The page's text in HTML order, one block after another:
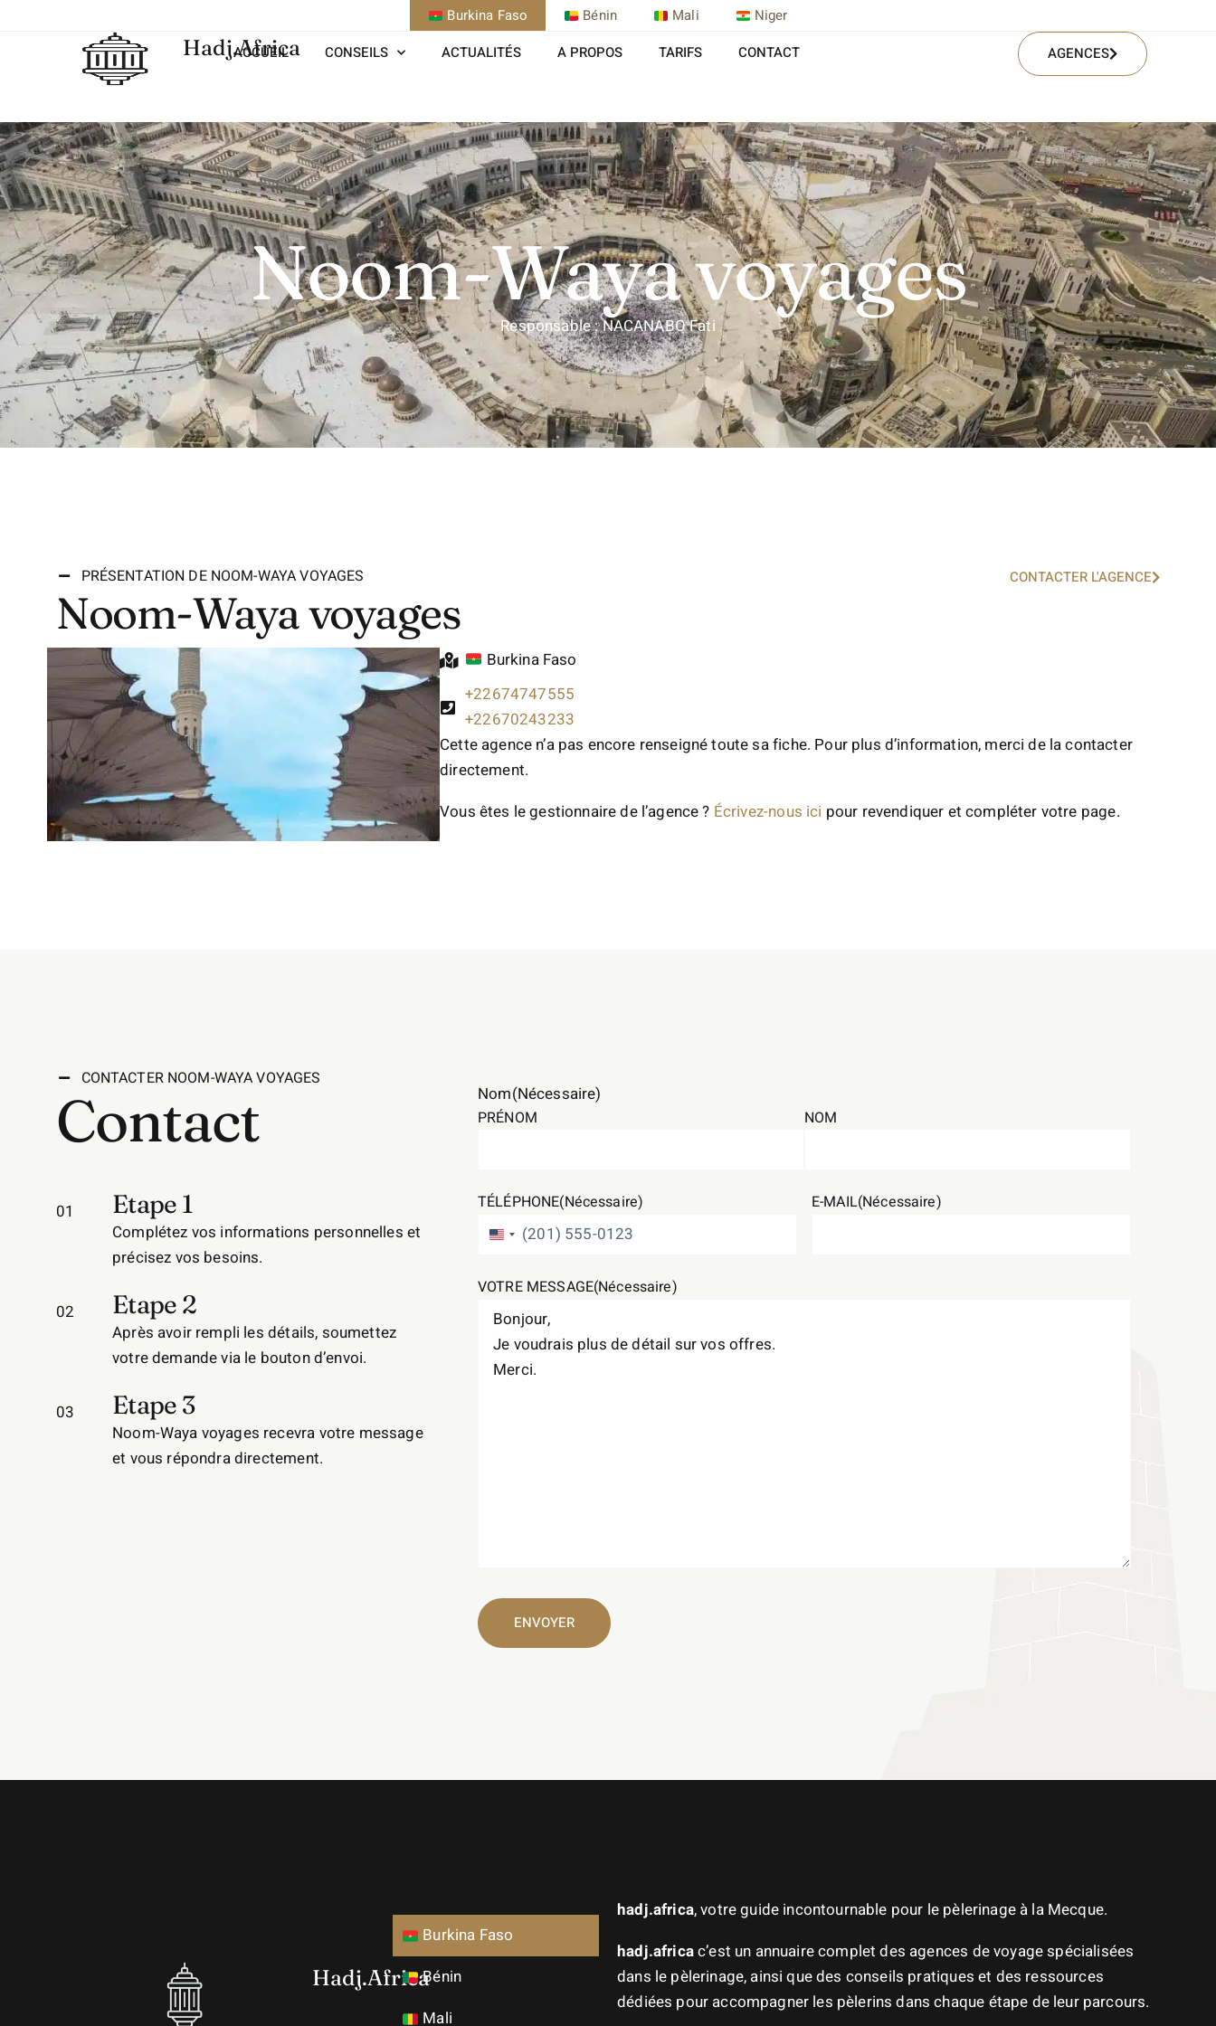
Burkina Faso Bénin Mali Niger
Hadj.Africa
ACCUEIL CONSEILS ACTUALITÉS A PROPOS TARIFS CONTACT AGENCES
Noom-Waya voyages
Responsable : NACANABO Fati
PRÉSENTATION DE NOOM-WAYA VOYAGES
Noom-Waya voyages
CONTACTER L'AGENCE
Burkina Faso
+22674747555
+22670243233
Cette agence n’a pas encore renseigné toute sa fiche. Pour plus d’information, merci de la contacter
directement.
Vous êtes le gestionnaire de l’agence ? Écrivez-nous ici pour revendiquer et compléter votre page.
CONTACTER NOOM-WAYA VOYAGES
Contact
01 Etape 1
Complétez vos informations personnelles et
précisez vos besoins.
02 Etape 2
Après avoir rempli les détails, soumettez
votre demande via le bouton d’envoi.
03 Etape 3
Noom-Waya voyages recevra votre message
et vous répondra directement.
Nom(Nécessaire)
PRÉNOM NOM
TÉLÉPHONE(Nécessaire)
ÉTATS-UNIS +1
E-MAIL(Nécessaire)
VOTRE MESSAGE(Nécessaire)
Hadj.Africa
Burkina Faso
Bénin
Mali
hadj.africa, votre guide incontournable pour le pèlerinage à la Mecque.
hadj.africac’est un annuaire complet des agences de voyage spécialisées
dans le pèlerinage, ainsi que des conseils pratiques et des ressources
dédiées pour accompagner les pèlerins dans chaque étape de leur parcours.